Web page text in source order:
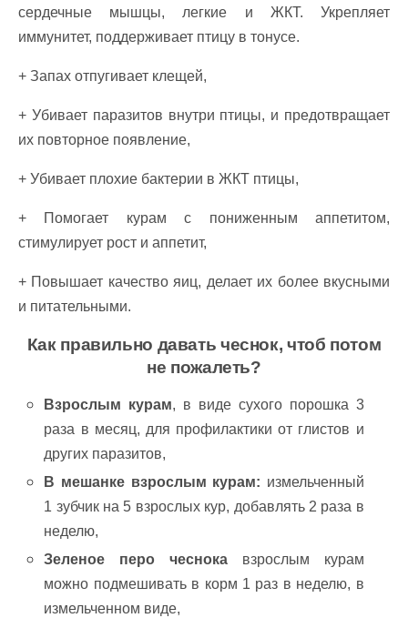
сердечные мышцы, легкие и ЖКТ. Укрепляет
иммунитет, поддерживает птицу в тонусе.
+ Запах отпугивает клещей,
+ Убивает паразитов внутри птицы, и предотвращает
их повторное появление,
+ Убивает плохие бактерии в ЖКТ птицы,
+ Помогает курам с пониженным аппетитом,
стимулирует рост и аппетит,
+ Повышает качество яиц, делает их более вкусными
и питательными.
Как правильно давать чеснок, чтоб потом
не пожалеть?
Взрослым курам, в виде сухого порошка 3
раза в месяц, для профилактики от глистов и
других паразитов,
В мешанке взрослым курам: измельченный
1 зубчик на 5 взрослых кур, добавлять 2 раза в
неделю,
Зеленое перо чеснока взрослым курам
можно подмешивать в корм 1 раз в неделю, в
измельченном виде,